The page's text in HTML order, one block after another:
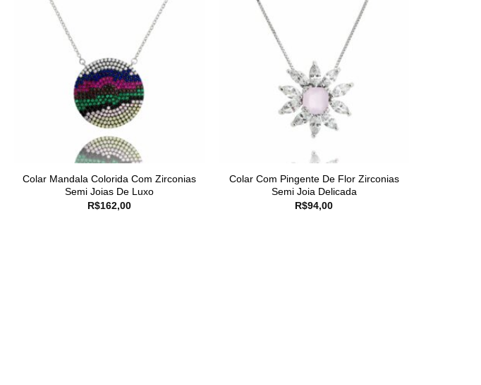
Colar Mandala Colorida Com Zirconias
Semi Joias De Luxo
R$162,00
Colar Com Pingente De Flor Zirconias
Semi Joia Delicada
R$94,00